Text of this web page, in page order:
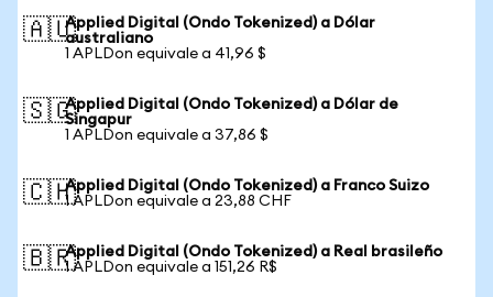
🇦🇺Applied Digital (Ondo Tokenized) a Dólar
australiano
1 APLDon equivale a 41,96 $
🇸🇬Applied Digital (Ondo Tokenized) a Dólar de
Singapur
1 APLDon equivale a 37,86 $
🇨🇭Applied Digital (Ondo Tokenized) a Franco Suizo
1 APLDon equivale a 23,88 CHF
🇧🇷Applied Digital (Ondo Tokenized) a Real brasileño
1 APLDon equivale a 151,26 R$